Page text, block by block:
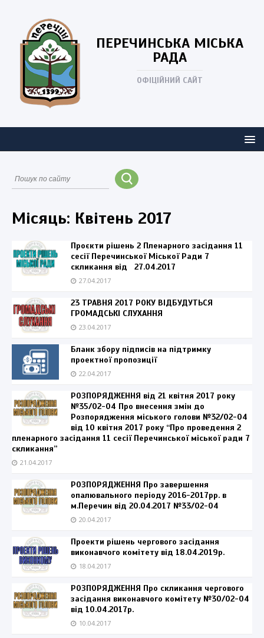
ПЕРЕЧИНСЬКА МІСЬКА
РАДА
ОФІЦІЙНИЙ САЙТ
Місяць: Квітень 2017
Проєкти рішень 2 Пленарного засідання 11
сесії Перечинської Міської Ради 7
скликання від 27.04.2017
27.04.2017
23 ТРАВНЯ 2017 РОКУ ВІДБУДУТЬСЯ
ГРОМАДСЬКІ СЛУХАННЯ
23.04.2017
Бланк збору підписів на підтримку
проектної пропозиції
22.04.2017
РОЗПОРЯДЖЕННЯ від 21 квітня 2017 року
№35/02-04 Про внесення змін до
Розпорядження міського голови №32/02-04
від 10 квітня 2017 року “Про проведення 2
пленарного засідання 11 сесії Перечинської міської ради 7
скликання”
21.04.2017
РОЗПОРЯДЖЕННЯ Про завершення
опалювального періоду 2016-2017рр. в
м.Перечин від 20.04.2017 №33/02-04
20.04.2017
Проекти рішень чергового засідання
виконавчого комітету від 18.04.2019р.
18.04.2017
РОЗПОРЯДЖЕННЯ Про скликання чергового
засідання виконавчого комітету №30/02-04
від 10.04.2017р.
10.04.2017